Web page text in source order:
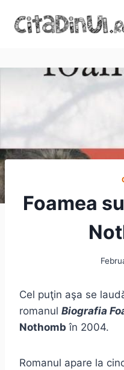
Foamea
Cel puţin aşa se
romanul Biografia
Nothomb în 2004.
Romanul apare la